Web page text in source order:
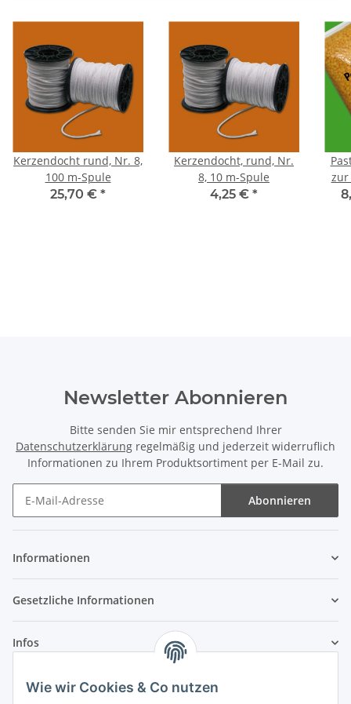
Wie wir Cookies & Co nutzen
Kerzendocht rund, Nr. 8,
100 m-Spule
25,70 € *
Kerzendocht, rund, Nr.
8, 10 m-Spule
4,25 € *
zur
Newsletter Abonnieren
Bitte senden Sie mir entsprechend Ihrer
Datenschutzerklärung regelmäßig und jederzeit widerruflich
Informationen zu Ihrem Produktsortiment per E-Mail zu.
Abonnieren
Informationen
Gesetzliche Informationen
Infos
Laden - Öffnungszeiten: